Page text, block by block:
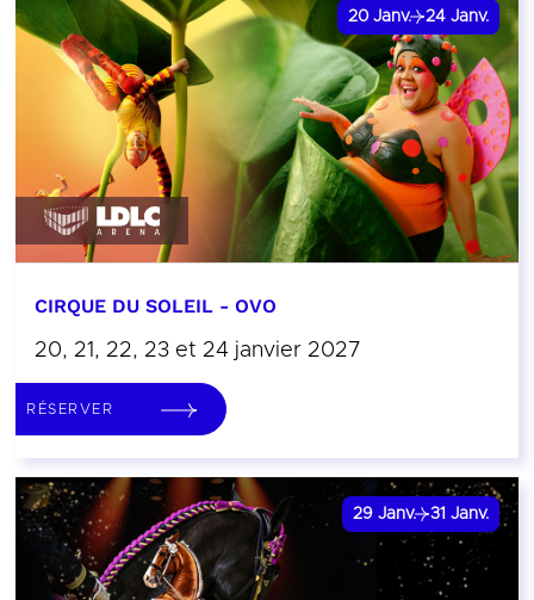
20 Janv. 24 Janv.
CIRQUE DU SOLEIL - OVO
20, 21, 22, 23 et 24 janvier 2027
RÉSERVER
29 Janv. 31 Janv.